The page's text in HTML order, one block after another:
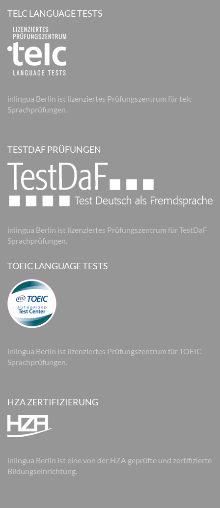
TELC LANGUAGE TESTS
inlingua Berlin ist lizenziertes Prüfungszentrum für telc
Sprachprüfungen.
TESTDAF PRÜFUNGEN
inlingua Berlin ist lizenziertes Prüfungszentrum für TestDaF
Sprachprüfungen.
TOEIC LANGUAGE TESTS
inlingua Berlin ist lizenziertes Prüfungszentrum für TOEIC
Sprachprüfungen.
HZA ZERTIFIZIERUNG
inlingua Berlin ist eine von der HZA geprüfte und zertifizierte
Bildungseinrichtung.